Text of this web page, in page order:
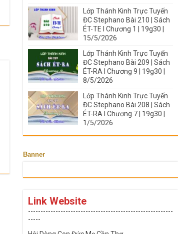
Lớp Thánh Kinh Trực Tuyến
ĐC Stephano Bài 210 | Sách
ÉT-TE I Chương 1 | 19g30 |
15/5/2026
Lớp Thánh Kinh Trực Tuyến
ĐC Stephano Bài 209 | Sách
ÉT-RA I Chương 9 | 19g30 |
8/5/2026
Lớp Thánh Kinh Trực Tuyến
ĐC Stephano Bài 208 | Sách
ÉT-RA I Chương 7 | 19g30 |
1/5/2026
Banner
Link Website
----------------------------------------------------------
-----